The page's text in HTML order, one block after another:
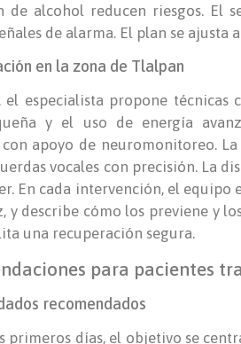
alcohol reducen riesgos. El
de alarma. El plan se
en la zona de Tlalpan
especialista propone técnicas
y el uso de energía
apoyo de neuromonitoreo.
vocales con precisión. La
En cada intervención, el
describe cómo los previene y
una recuperación segura.
para pacientes
recomendados
primeros días, el objetivo se